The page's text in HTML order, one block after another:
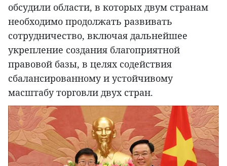
обсудили области, в которых двум странам
необходимо продолжать развивать
сотрудничество, включая дальнейшее
укрепление создания благоприятной
правовой базы, в целях содействия
сбалансированному и устойчивому
масштабу торговли двух стран.